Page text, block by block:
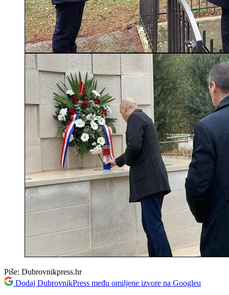
Piše: Dubrovnikpress.hr
Dodaj DubrovnikPress među omiljene izvore na Googleu